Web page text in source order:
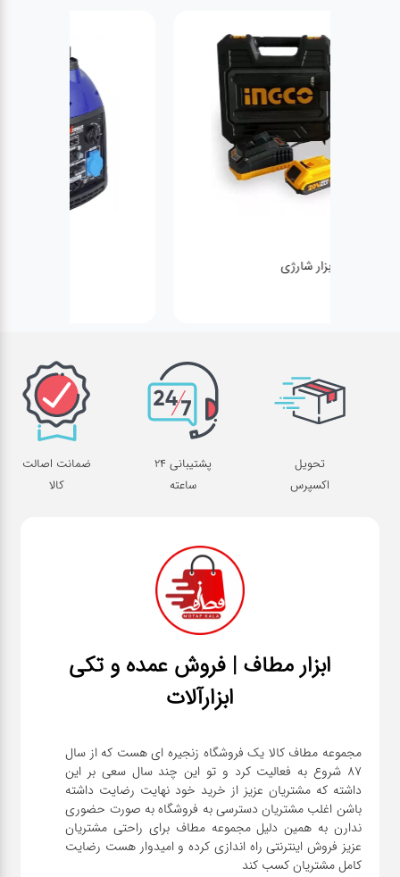
تحویل
اکسپرس
پشتیبانی 24
ساعته
ضمانت اصالت
کالا
ابزار مطاف | فروش عمده و تکی
ابزارآلات
مجموعه مطاف کالا یک فروشگاه زنجیره ای هست که از سال
۸۷ شروع به فعالیت کرد و تو این چند سال سعی بر این
داشته که مشتریان عزیز از خرید خود نهایت رضایت داشته
باشن اغلب مشتریان دسترسی به فروشگاه به صورت حضوری
ندارن به همین دلیل مجموعه مطاف برای راحتی مشتریان
عزیز فروش اینترنتی راه اندازی کرده و امیدوار هست رضایت
کامل مشتریان کسب کند